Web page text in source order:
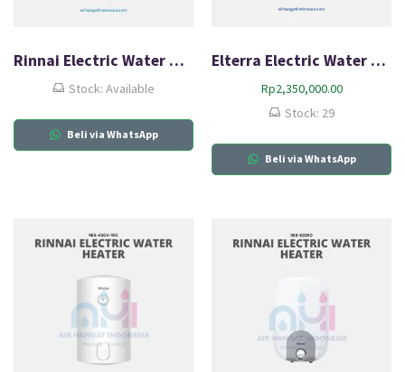
Rinnai Electric Water Heater RES-EH015
Stock: Available
Beli via WhatsApp
Elterra Electric Water Heater 15 EF
Rp2,350,000.00
Stock: 29
Beli via WhatsApp